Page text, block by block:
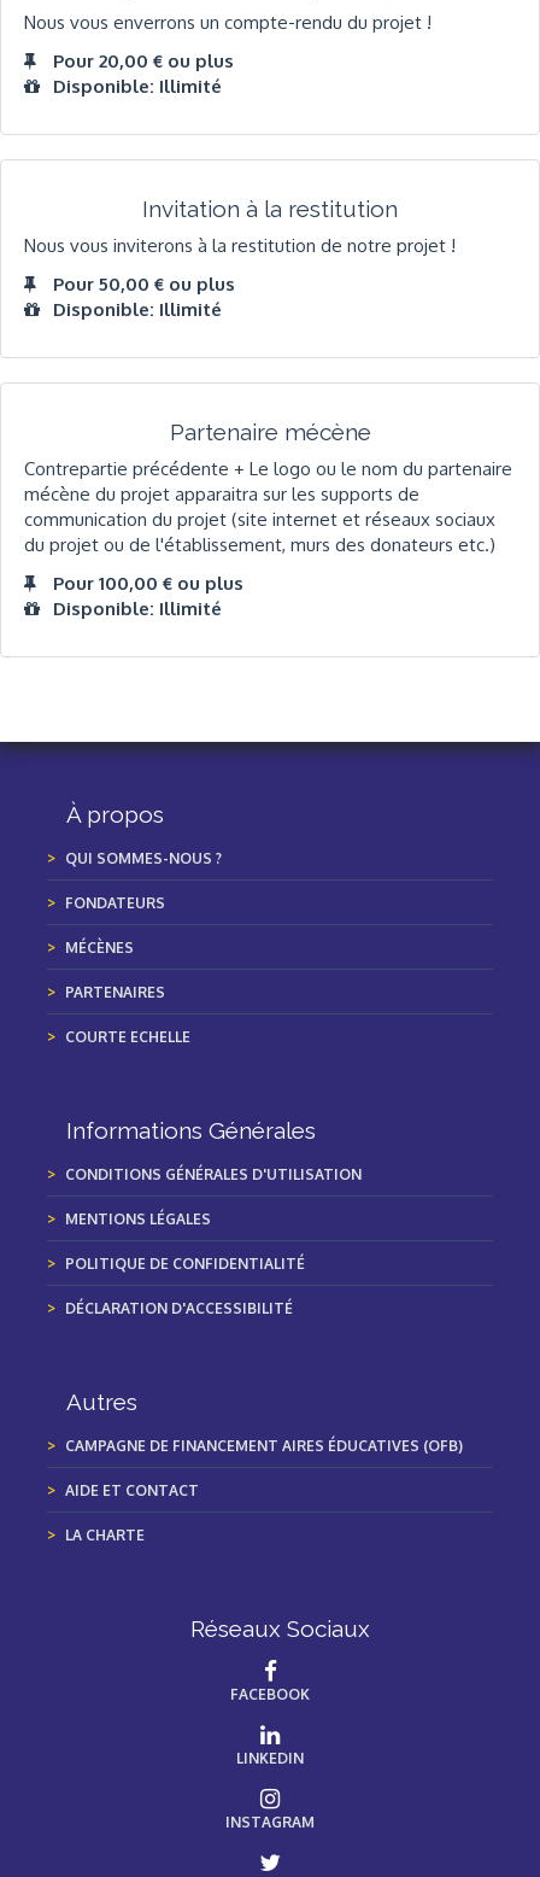
Nous vous enverrons un compte-rendu du projet !
Pour 20,00 € ou plus
Disponible: Illimité
Invitation à la restitution
Nous vous inviterons à la restitution de notre projet !
Pour 50,00 € ou plus
Disponible: Illimité
Partenaire mécène
Contrepartie précédente + Le logo ou le nom du partenaire
mécène du projet apparaitra sur les supports de
communication du projet (site internet et réseaux sociaux
du projet ou de l'établissement, murs des donateurs etc.)
Pour 100,00 € ou plus
Disponible: Illimité
À propos
QUI SOMMES-NOUS ?
FONDATEURS
MÉCÈNES
PARTENAIRES
COURTE ECHELLE
Informations Générales
CONDITIONS GÉNÉRALES D'UTILISATION
MENTIONS LÉGALES
POLITIQUE DE CONFIDENTIALITÉ
DÉCLARATION D'ACCESSIBILITÉ
Autres
CAMPAGNE DE FINANCEMENT AIRES ÉDUCATIVES (OFB)
AIDE ET CONTACT
LA CHARTE
Réseaux Sociaux
FACEBOOK
LINKEDIN
INSTAGRAM